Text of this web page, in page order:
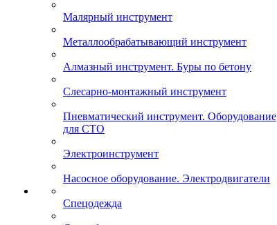
Малярный инструмент
Металлообрабатывающий инструмент
Алмазный инструмент. Буры по бетону
Слесарно-монтажный инструмент
Пневматический инструмент. Оборудование
для СТО
Электроинструмент
Насосное оборудование. Электродвигатели
Спецодежда